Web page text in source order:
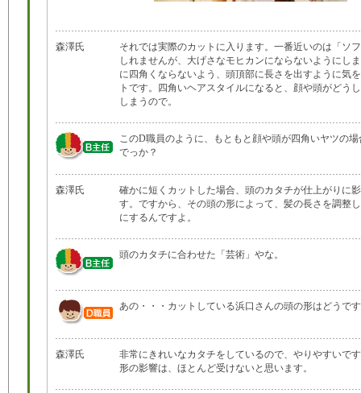
森澤氏
それでは実際のカットに入ります。一番近いのは「ソ
しれませんが、大げさなモヒカンにならないようにし
に四角くならないよう、頭頂部に長さを出すように気
トです。四角いヘアスタイルになると、顔や頭がどう
しまうので。
このD職員のように、もともと顔や頭が四角いヤツの
でっか？
森澤氏
確かに短くカットした場合、頭のカタチが仕上がりに
す。ですから、その頭の形によって、髪の長さを調整
にするんですよ。
頭のカタチに合わせた「芸術」やな。
あの・・・カットしている浜口さんの頭の形はどうで
森澤氏
非常にきれいなカタチをしているので、やりやすいで
形の影響は、ほとんど受けないと思います。